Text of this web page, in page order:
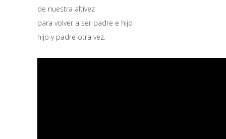
de nuestra altivez
para volver a ser padre e hijo
hijo y padre otra vez.